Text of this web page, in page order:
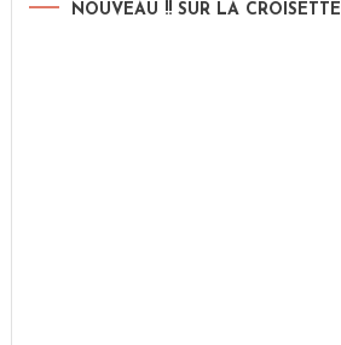
NOUVEAU !! SUR LA CROISETTE